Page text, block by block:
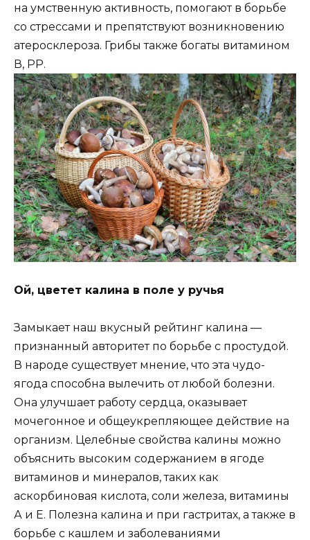
на умственную активность, помогают в борьбе
со стрессами и препятствуют возникновению
атеросклероза. Грибы также богаты витамином
В, РР.
Ой, цветет калина в поле у ручья
Замыкает наш вкусный рейтинг калина —
признанный авторитет по борьбе с простудой.
В народе существует мнение, что эта чудо-
ягода способна вылечить от любой болезни.
Она улучшает работу сердца, оказывает
мочегонное и общеукрепляющее действие на
организм. Целебные свойства калины можно
объяснить высоким содержанием в ягоде
витаминов и минералов, таких как
аскорбиновая кислота, соли железа, витамины
А и Е. Полезна калина и при гастритах, а также в
борьбе с кашлем и заболеваниями